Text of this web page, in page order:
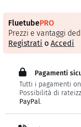
FluetubePRO
Prezzi e vantaggi
Registrati oAccedi
Pagamenti
Tutti i pagamenti
Possibilità di
PayPal.